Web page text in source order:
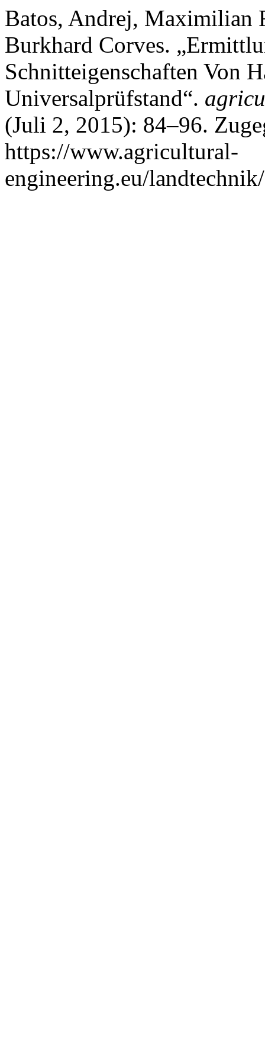
Batos, Andrej, Maximilian
Burkhard Corves.
Schnitteigenschaften Von
Universalprüfstand“.
(Juli 2, 2015): 84–96.
https://www.agricultural-
engineering.eu/